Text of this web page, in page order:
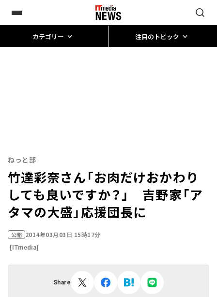
カテゴリー 注目のトピック
ねっと部
竹達彩奈さん「お肉だけおかわり
しても良いですか？」 吉野家「ア
タマの大盛」応援団長に
公開 2014年03月03日 15時17分
[ITmedia]
Share